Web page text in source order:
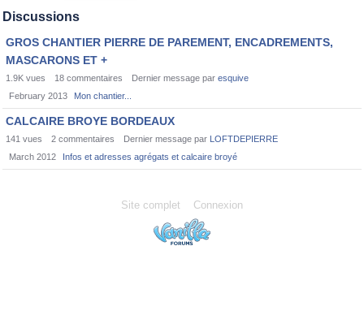
Discussions
GROS CHANTIER PIERRE DE PAREMENT, ENCADREMENTS,
MASCARONS ET +
1.9K vues 18 commentaires Dernier message par esquive
February 2013
Mon chantier...
CALCAIRE BROYE BORDEAUX
141 vues 2 commentaires Dernier message par LOFTDEPIERRE
March 2012
Infos et adresses agrégats et calcaire broyé
Site complet Connexion